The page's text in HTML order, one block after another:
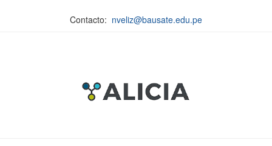
Contacto: nveliz@bausate.edu.pe